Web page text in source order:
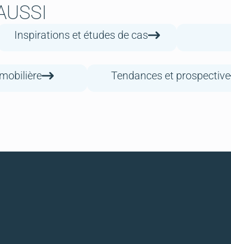
Inspirations et études de cas
Tendances et prospective